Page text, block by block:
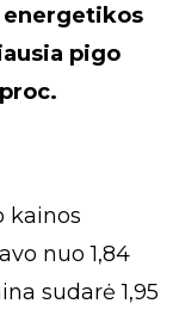
energetikos
pigo
kainos
nuo 1,84
sudarė 1,95